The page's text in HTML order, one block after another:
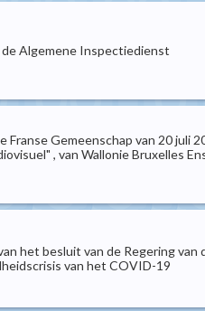
Algemene Inspectiedienst
Gemeenschap van 20 juli
, van Wallonie Bruxelles
het besluit van de Regering van
van het COVID-19